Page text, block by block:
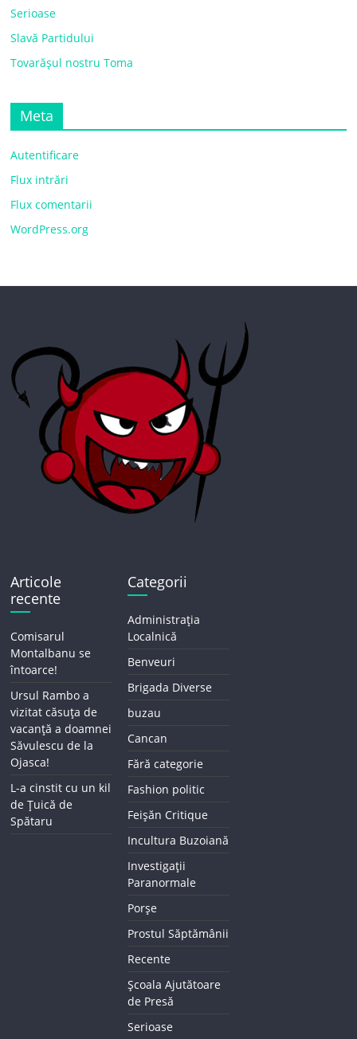
Serioase
Slavă Partidului
Tovarășul nostru Toma
Meta
Autentificare
Flux intrări
Flux comentarii
WordPress.org
Articole
recente
Comisarul
Montalbanu se
întoarce!
Ursul Rambo a
vizitat căsuța de
vacanță a doamnei
Săvulescu de la
Ojasca!
L-a cinstit cu un kil
de Țuică de
Spătaru
Categorii
Administrația
Localnică
Benveuri
Brigada Diverse
buzau
Cancan
Fără categorie
Fashion politic
Feișăn Critique
Incultura Buzoiană
Investigații
Paranormale
Porșe
Prostul Săptămânii
Recente
Școala Ajutătoare
de Presă
Serioase